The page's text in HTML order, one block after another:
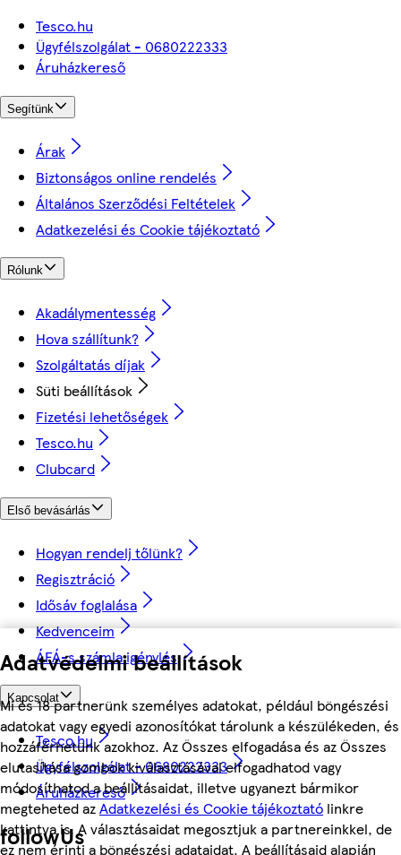
Adatvédelmi beállítások
Mi és 18 partnerünk személyes adatokat, például böngészési
adatokat vagy egyedi azonosítókat tárolunk a készülékeden, és
hozzáférhetünk azokhoz. Az Összes elfogadása és az Összes
elutasítása gombok kiválasztásával elfogadhatod vagy
módosíthatod a beállításaidat, illetve ugyanezt bármikor
megteheted azAdatkezelési és Cookie tájékoztató linkre
kattintva is. A választásaidat megosztjuk a partnereinkkel, de
ez nem érinti a böngészési adataidat. A beállításaid alapján
Tesco.hu
Ügyfélszolgálat - 0680222333
Áruházkereső
Segítünk
Árak
Biztonságos online rendelés
Általános Szerződési Feltételek
Adatkezelési és Cookie tájékoztató
Rólunk
Akadálymentesség
Hova szállítunk?
Szolgáltatás díjak
Süti beállítások
Fizetési lehetőségek
Tesco.hu
Clubcard
Első bevásárlás
Hogyan rendelj tőlünk?
Regisztráció
Idősáv foglalása
Kedvenceim
ÁFÁ-s számla igénylés
Kapcsolat
Tesco.hu
Ügyfélszolgálat - 0680222333
Áruházkereső
followUs